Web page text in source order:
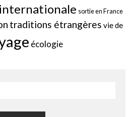
sortie en France
traditions étrangères vie de
écologie